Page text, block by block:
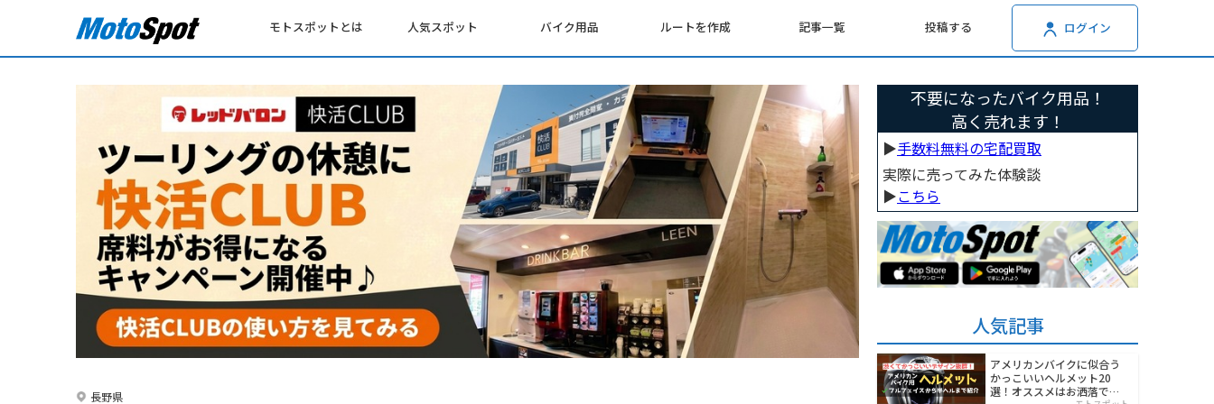
モトスポットとは 人気スポット バイク用品 ルートを作成 記事一覧 投稿する ログイン
長野県
不要になったバイク用品！
高く売れます！
▶︎手数料無料の宅配買取
実際に売ってみた体験談
▶︎こちら
人気記事
アメリカンバイクに似合う
かっこいいヘルメット20
選！オススメはお洒落でワ